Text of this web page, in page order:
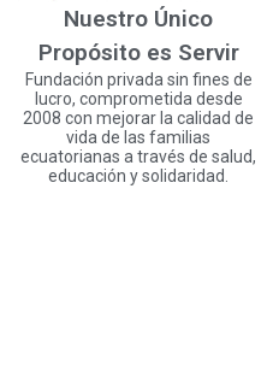
Nuestro Único
Propósito es Servir
Fundación privada sin fines de
lucro, comprometida desde
2008 con mejorar la calidad de
vida de las familias
ecuatorianas a través de salud,
educación y solidaridad.